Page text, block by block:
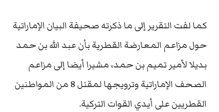
كما لفت التقرير إلى ما ذكرته صحيفة البيان الإماراتية
حول مزاعم المعارضة القطرية بأن عبد الله بن حمد
بديلا لأمير تميم بن حمد، مشيرا أيضا إلى مزاعم
الصحف الإماراتية وترويجها لمقتل 8 من المواطنين
القطريين على أيدي القوات التركية.